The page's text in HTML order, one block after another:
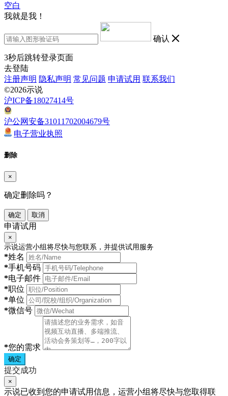
空白
我就是我！
确认
3秒后跳转登录页面
去登陆
注册声明 隐私声明 常见问题 申请试用 联系我们
©2026示说
沪ICP备18027414号
沪公网安备31011702004679号
电子营业执照
删除
×
确定删除吗？
确定 取消
申请试用
×
示说运营小组将尽快与您联系，并提供试用服务
*姓名
*手机号码
*电子邮件
*职位
*单位
*微信号
*您的需求
确定
提交成功
×
示说已收到您的申请试用信息，运营小组将尽快与您取得联